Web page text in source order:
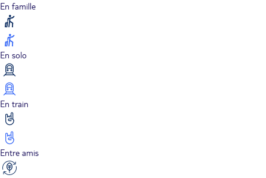
En famille
En solo
En train
Entre amis